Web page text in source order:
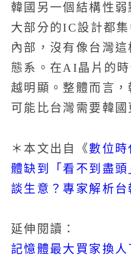
韓國另一個結構性
大部分的IC設計都
內部，沒有像台灣
態系。在AI晶片的
越明顯。整體而言，
可能比台灣需要韓國
＊本文出自《數位時
體缺到「看不到盡
談生意？專家解析台
延伸閱讀：
記憶體最大買家換